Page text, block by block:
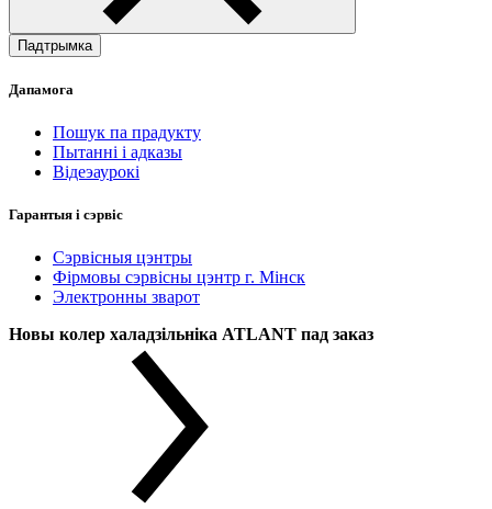
Падтрымка
Дапамога
Пошук па прадукту
Пытанні і адказы
Відеэаурокі
Гарантыя і сэрвіс
Сэрвісныя цэнтры
Фірмовы сэрвісны цэнтр г. Мінск
Электронны зварот
Новы колер халадзільніка ATLANT пад заказ